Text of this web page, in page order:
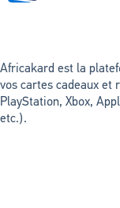
Africakard est la
vos cartes cadeaux et
PlayStation, Xbox,
etc.).